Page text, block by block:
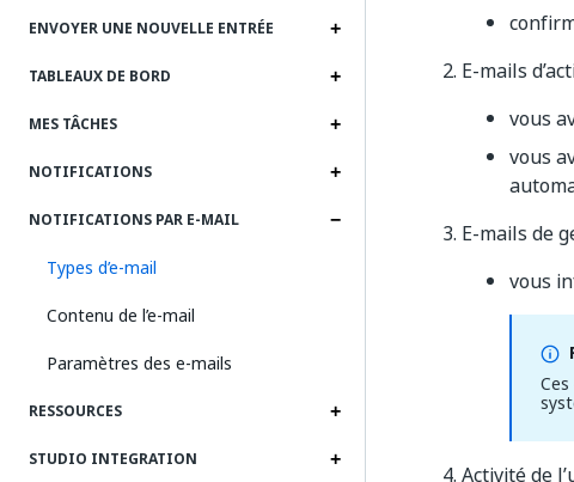
ENVOYER UNE NOUVELLE ENTRÉE
TABLEAUX DE BORD
MES TÂCHES
NOTIFICATIONS
NOTIFICATIONS PAR E-MAIL
Types d’e-mail
Contenu de l’e-mail
Paramètres des e-mails
RESSOURCES
STUDIO INTEGRATION
E-mails
vous
vous
E-mails de
vous
Activité de